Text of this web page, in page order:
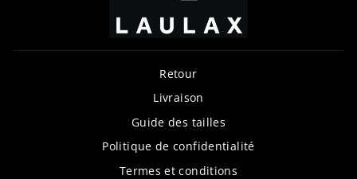
Retour
Livraison
Guide des tailles
Politique de confidentialité
Termes et conditions